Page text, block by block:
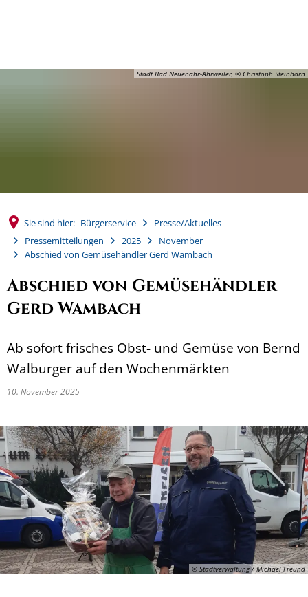
Stadt Bad Neuenahr-Ahrweiler, © Christoph Steinborn
Sie sind hier: Bürgerservice
Presse/Aktuelles
Pressemitteilungen
2025
November
Abschied von Gemüsehändler Gerd Wambach
Abschied von Gemüsehändler
Gerd Wambach
Ab sofort frisches Obst- und Gemüse von Bernd
Walburger auf den Wochenmärkten
10. November 2025
© Stadtverwaltung / Michael Freund